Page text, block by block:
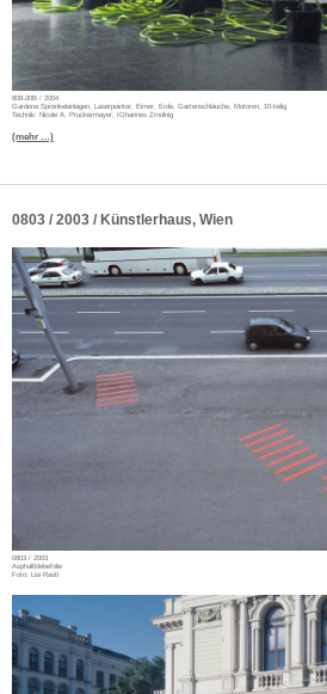
808-20B / 2004
Gardena Sprenkelanlagen, Laserpointer, Eimer, Erde, Gartenschläuche, Motoren, 10-teilig
Technik: Nicole A. Pruckermayer, IOhannes Zmölnig
(mehr …)
0803 / 2003 / Künstlerhaus, Wien
0803 / 2003
Asphaltklebefolie
Foto: Lisi Rastl